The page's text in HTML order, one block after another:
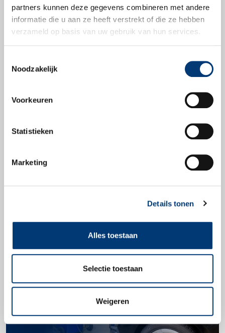
partners kunnen deze gegevens combineren met andere
informatie die u aan ze heeft verstrekt of die ze hebben
verzameld op basis van uw gebruik van hun services.
Noodzakelijk
Voorkeuren
Statistieken
Marketing
Details tonen
Alles toestaan
Selectie toestaan
Weigeren
product geschikt is
voor jouw voertuig.